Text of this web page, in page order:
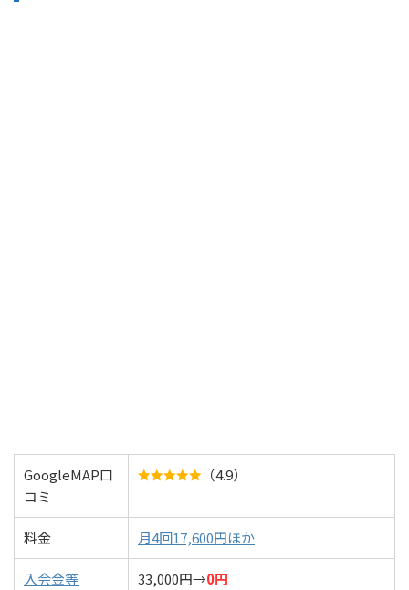
GoogleMAP口
コミ
（4.9）
料金 月4回17,600円ほか
入会金等 33,000円→0円